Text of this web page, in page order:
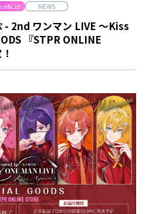
合計再生数
199.44 億
NEWS
2nd ワンマン LIVE 〜Kiss
『STPR ONLINE